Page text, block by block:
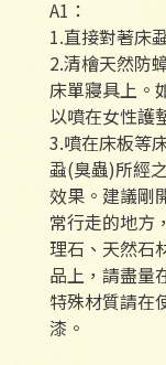
A1：
1.直接對著床
2.清檜天然防
床單寢具上。
以噴在女性護
3.噴在床板等
蝨(臭蟲)所經
效果。建議剛
常行走的地方
理石、天然石
品上，請盡量
特殊材質請在
漆。